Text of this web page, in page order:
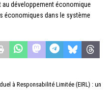
développement économique
économiques dans le système
à Responsabilité Limitée (EIRL) : un